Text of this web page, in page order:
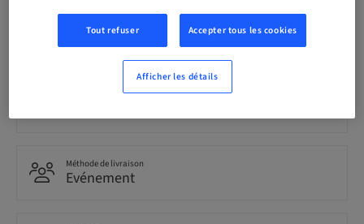
Langue
Anglais
Méthode de livraison
Evénement
Tout refuser Accepter tous les cookies
Afficher les détails